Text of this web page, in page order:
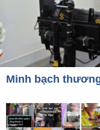
Minh bạch